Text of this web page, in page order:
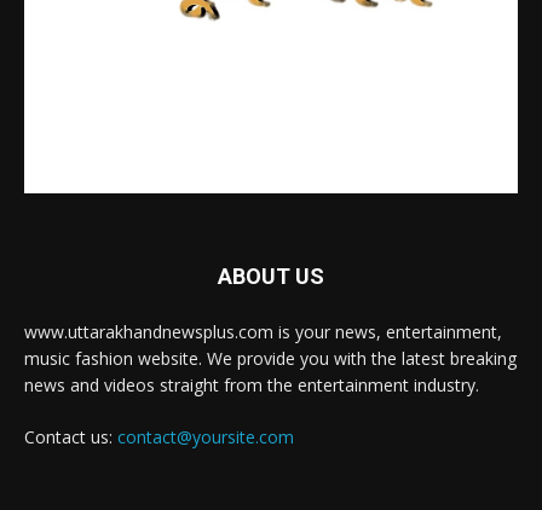
ABOUT US
www.uttarakhandnewsplus.com is your news, entertainment,
music fashion website. We provide you with the latest breaking
news and videos straight from the entertainment industry.
Contact us: contact@yoursite.com